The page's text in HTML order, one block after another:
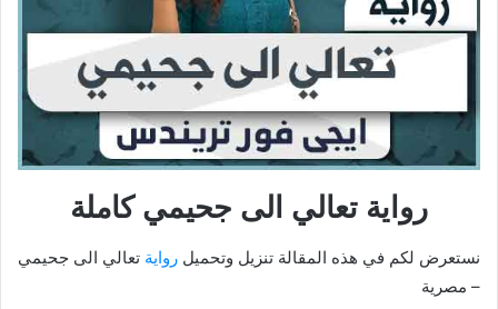
رواية تعالي الى جحيمي كاملة
نستعرض لكم في هذه المقالة تنزيل وتحميل رواية تعالي الى جحيمي
– مصرية